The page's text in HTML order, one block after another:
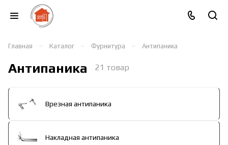
Главная – Каталог – Фурнитура – Антипаника
Антипаника 21 товар
Врезная антипаника
Накладная антипаника